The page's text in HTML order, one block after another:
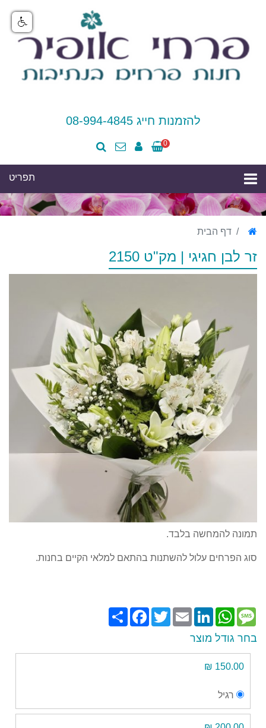
להזמנות חייג 08-994-4845
0
דף הבית
זר לבן חגיגי | מק"ט 2150
תמונה להמחשה בלבד.
סוג הפרחים עלול להשתנות בהתאם למלאי הקיים בחנות.
Share
FacebookTwitterEmail
LinkedIn
WhatsAppMessage
בחר גודל מוצר
150.00 ₪
רגיל